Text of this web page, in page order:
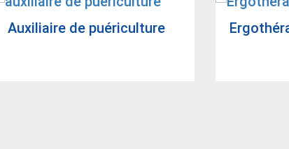
Auxi­liaire de pué­ri­cul­ture